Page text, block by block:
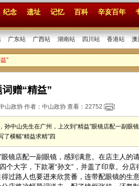
纪念 遗址 记忆 百科 辛亥百年
广东站 广西站 湖南站 四川站 香港站 澳
”
赠“精益”
山政协作者：中山政协 查看： 22752
中山先生在广州，上次到“精益”眼镜店配一副眼
横幅“精益求精”四
镜店配一副眼镜，感到满意。在店主人的
个大字，下款署“孙文”，并盖了印章。分店
过路人也要进来欣赏番，连带配眼镜的生